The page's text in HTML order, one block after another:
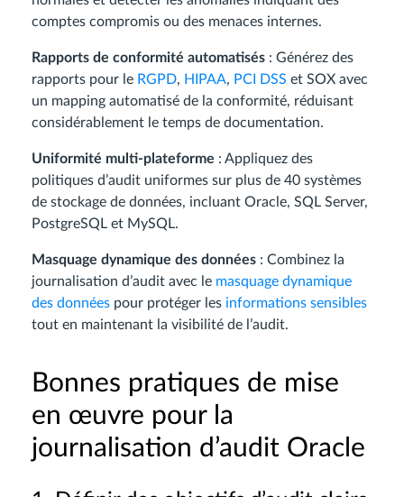
comptes compromis ou des menaces internes.
Rapports de conformité automatisés : Générez des
rapports pour le RGPD, HIPAA, PCI DSS et SOX avec
un mapping automatisé de la conformité, réduisant
considérablement le temps de documentation.
Uniformité multi-plateforme : Appliquez des
politiques d’audit uniformes sur plus de 40 systèmes
de stockage de données, incluant Oracle, SQL Server,
PostgreSQL et MySQL.
Masquage dynamique des données : Combinez la
journalisation d’audit avec le masquage dynamique
des données pour protéger les informations sensibles
tout en maintenant la visibilité de l’audit.
Bonnes pratiques de mise
en œuvre pour la
journalisation d’audit Oracle